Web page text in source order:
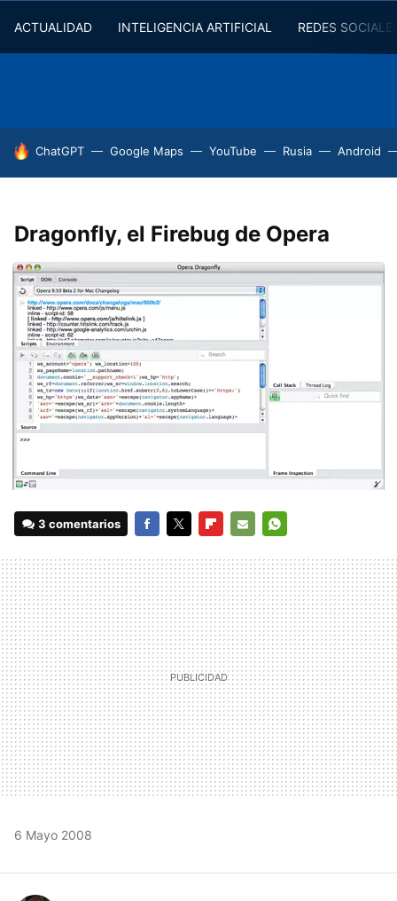
ACTUALIDAD INTELIGENCIA ARTIFICIAL REDES
HOY SE HABLA DE
ChatGPT Google Maps YouTube Rusia Android
Dragonfly, el Firebug de Opera
3 comentarios
MAIL
6 Mayo 2008